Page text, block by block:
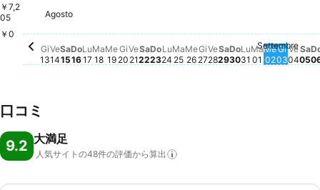
￥7,2
05
￥0
Giovedì, Agosto 13
￥14,406
Agosto
Gi
13
Venerdì, Agosto 14
￥14,353
Ve
14
Sabato, Agosto 15
￥14,067
Sa
15
Do
16
Lu
17
Ma
18
Me
19
Giovedì, Agosto 20
この日付の価格動向はありません
Gi
20
Venerdì, Agosto 21
この日付の価格動向はありません
Ve
21
Sabato, Agosto 22
この日付の価格動向はありません
Sa
22
Domenica, Agosto 23
この日付の価格動向はありませ
Do
23
Lunedì, Agosto 24
この日付の価格動向はありま
Lu
24
Martedì, Agosto 25
この日付の価格動向はあり
Ma
25
Mercoledì, Agosto 26
この日付の価格動向はあ
Me
26
Giovedì, Agosto 27
この日付の価格動向は
Gi
27
Venerdì, Agosto 28
この日付の価格動向
Ve
28
Sabato, Agosto
この日付の価格動
Sa
29
Domenica,
この日付の価格
Do
30
Lunedì,
この日付の価
Lu
31
Martedì,
この日付の
Settembre
Ma
01
この日付
Me
02
この日
Gi
03
この
Ve
04
こ
Sa
05
口コミ
9.2 大満足
人気サイトの48件の評価から算出